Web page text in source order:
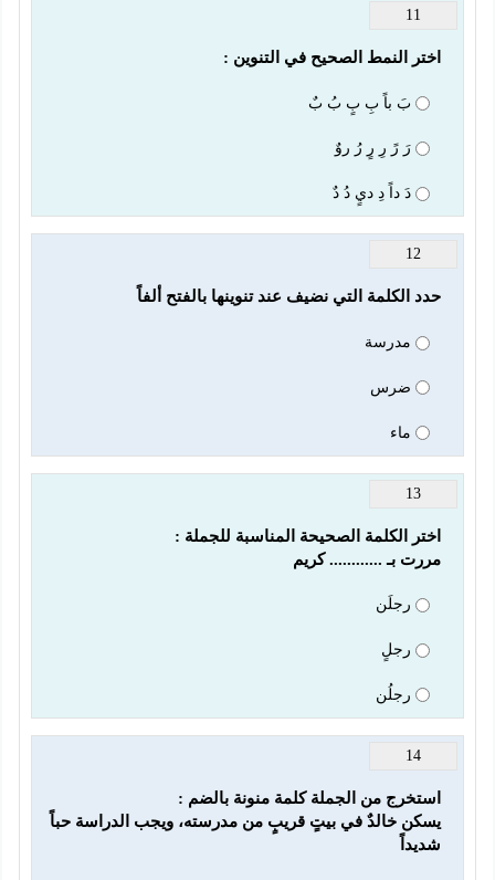
11
اختر النمط الصحيح في التنوين :
بَ باً بِ بٍ بُ بٌ
رَ رً رِ رٍ رُ روٌ
دَ داً دِ ديٍ دُ دٌ
12
حدد الكلمة التي نضيف عند تنوينها بالفتح ألفاً
مدرسة
ضرس
ماء
13
مررت بـ ............ كريم
رجلَن
رجلٍ
رجلُن
14
شديداً